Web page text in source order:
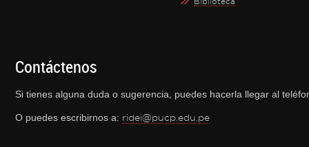
Contáctenos
Si tienes alguna duda o sugerencia, puedes hacerla llegar al
O puedes escribirnos a: ridei@pucp.edu.pe